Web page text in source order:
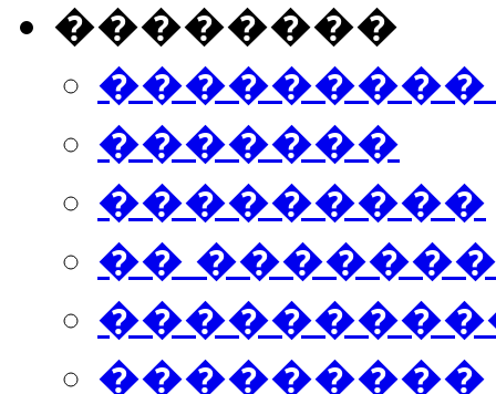
��������
���������
�������
���������
��
���������